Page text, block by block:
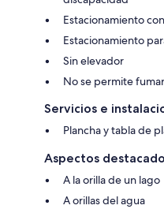
Estacionamiento
Estacionamiento
Sin elevador
No se permite
Servicios e
Plancha y tabla de
Aspectos
A la orilla de un lago
A orillas del agua